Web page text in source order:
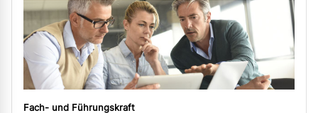
Fach- und Führungskraft